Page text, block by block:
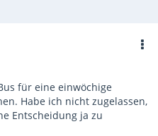
für eine einwöchige
Habe ich nicht zugelassen,
Entscheidung ja zu